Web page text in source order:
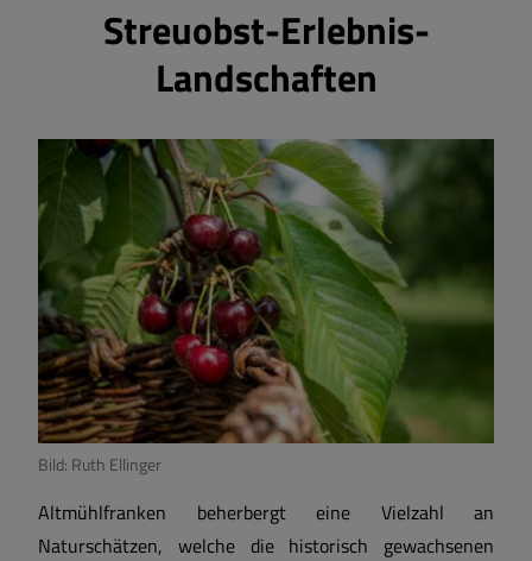
Gemeinderat
Wohnen und Bauen
Bildung und Soziales
Vereine und Gruppen
Sport und Freizeit
Sehenswertes
Satzungen und Verordnungen
Streuobst-Erlebnis-
Landschaften
Bild: Ruth Ellinger
Altmühlfranken beherbergt eine Vielzahl an
Naturschätzen, welche die historisch gewachsenen